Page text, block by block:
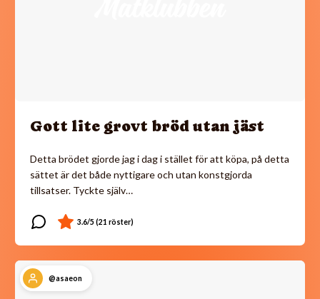
Gott lite grovt bröd utan jäst
Detta brödet gjorde jag i dag i stället för att köpa, på detta
sättet är det både nyttigare och utan konstgjorda
tillsatser. Tyckte själv…
@asaeon